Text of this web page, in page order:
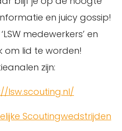
en juicy gossip!
medewerkers’ en
om lid te worden!
zijn:
lsw.scouting.nl/
Scoutingwedstrijden